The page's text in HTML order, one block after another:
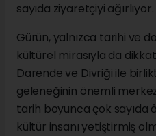
sayıda ziyaretçiyi ağırlıyor.
Gürün, yalnızca tarihi ve
kültürel mirasıyla da
Darende ve Divriği ile
geleneğinin önemli
tarih boyunca çok sayıda
kültür insanı yetiştirmiş